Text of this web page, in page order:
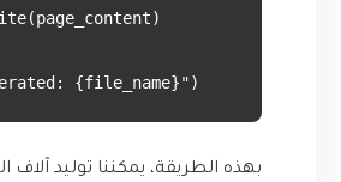
بهذه الطريقة، يمكننا توليد